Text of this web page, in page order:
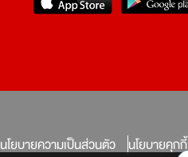
นโยบายความเป็นส่วนตัว นโยบายคุกกี้